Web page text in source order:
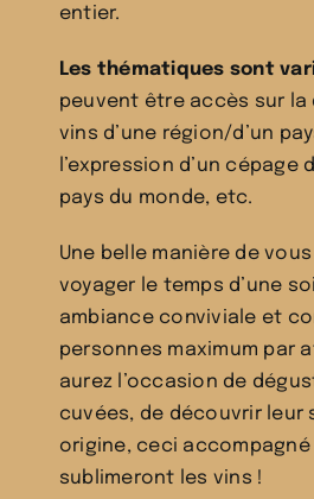
entier.
Les thématiques sont
peuvent être accès sur la
vins d’une région/d’un
l’expression d’un cépage
pays du monde, etc.
Une belle manière de
voyager le temps d’une
ambiance conviviale et
personnes maximum par
aurez l’occasion de
cuvées, de découvrir leur
origine, ceci accompagné
sublimeront les vins !